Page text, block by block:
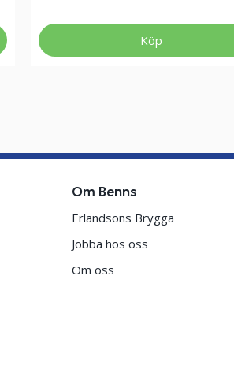
Köp
Om Benns
Erlandsons Brygga
Jobba hos oss
Om oss